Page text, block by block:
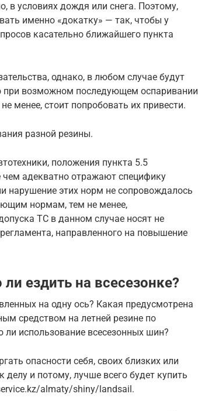
в условиях дождя или снега. Поэтому,
именно «докатку» — так, чтобы у
касательно ближайшего пункта
однако, в любом случае будут
при возможном последующем оспаривании
менее, стоит попробовать их привести.
разной резины.
положения пункта 5.5
адекватно отражают специфику
этих норм не сопровождалось
нормам, тем не менее,
ТС в данном случае носят не
направленного на повышение
ездить на всесезонке?
на одну ось? Какая предусмотрена
средством на летней резине по
использование всесезонных шин?
опасности себя, своих близких или
делу и потому, лучше всего будет купить
almaty/shiny/landsail.